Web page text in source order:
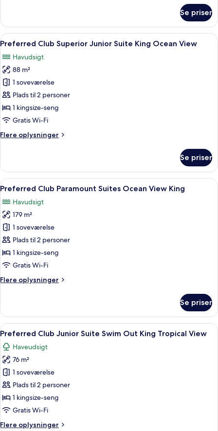
Club
Junior
Suite
Ocean
Front
Se priser
Indlæs
alle
billeder
af
Preferred
Club
Superior
Junior
King
Et moderne udendørs
7
Preferred Club Superior Junior Suite King Ocean View
Havudsigt
88 m²
1 soveværelse
Plads til 2 personer
1 kingsize-seng
Gratis Wi-Fi
Flere oplysninger
Flere
Club
Superior
Junior
King
Ocean
View
Se priser
Indlæs
alle
billeder
af
Preferred
Club
Paramount
Suites
View
Et moderne hotelværelse med en
7
Preferred Club Paramount Suites Ocean View King
Havudsigt
179 m²
1 soveværelse
Plads til 2 personer
1 kingsize-seng
Gratis Wi-Fi
Flere oplysninger
Flere
Club
Paramount
Suites
View
King
Se priser
Indlæs
alle
billeder
af
Preferred
Club
Junior
Suite
Out
Et moderne hotelværelse med en
6
Preferred Club Junior Suite Swim Out King Tropical View
Haveudsigt
76 m²
1 soveværelse
Plads til 2 personer
1 kingsize-seng
Gratis Wi-Fi
Flere oplysninger
Flere